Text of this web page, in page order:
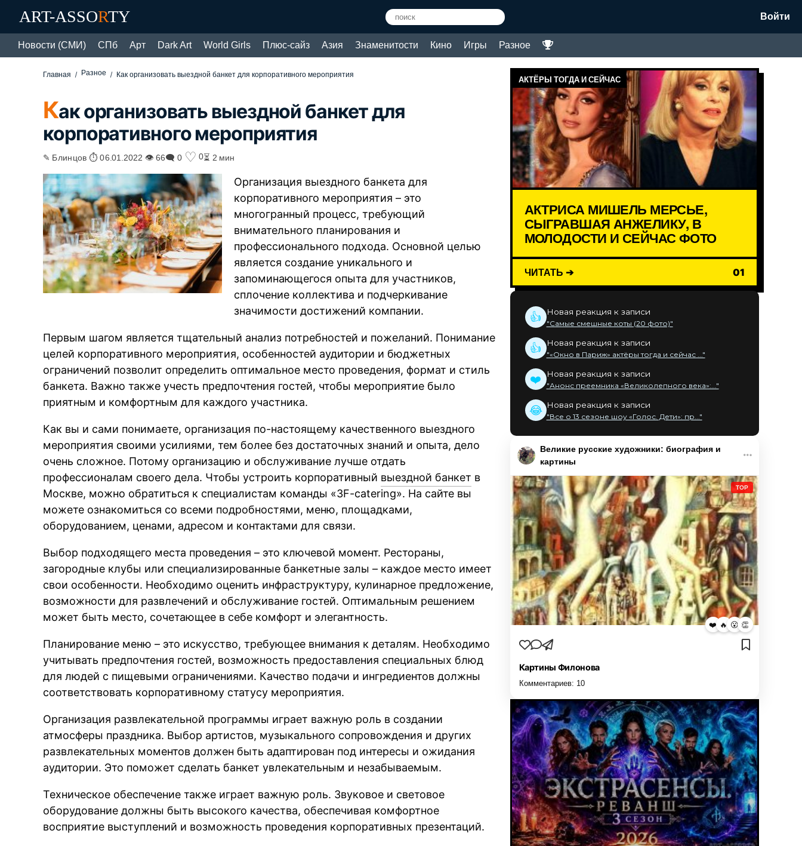
ART-ASSORTY Войти
Новости (СМИ) СПб Арт Dark Art World Girls Плюс-сайз Азия Знаменитости Кино Игры Разное
Главная Разное Как организовать выездной банкет для корпоративного мероприятия
Как организовать выездной банкет для
корпоративного мероприятия
✎ Блинцов ⏱ 06.01.2022 👁 66🗨 0 ♡ 0⏳ 2 мин
Организация выездного банкета для
корпоративного мероприятия – это
многогранный процесс, требующий
внимательного планирования и
профессионального подхода. Основной целью
является создание уникального и
запоминающегося опыта для участников,
сплочение коллектива и подчеркивание
значимости достижений компании.
Первым шагом является тщательный анализ потребностей и пожеланий. Понимание
целей корпоративного мероприятия, особенностей аудитории и бюджетных
ограничений позволит определить оптимальное место проведения, формат и стиль
банкета. Важно также учесть предпочтения гостей, чтобы мероприятие было
приятным и комфортным для каждого участника.
Как вы и сами понимаете, организация по-настоящему качественного выездного
мероприятия своими усилиями, тем более без достаточных знаний и опыта, дело
очень сложное. Потому организацию и обслуживание лучше отдать
профессионалам своего дела. Чтобы устроить корпоративный выездной банкет в
Москве, можно обратиться к специалистам команды «3F-catering». На сайте вы
можете ознакомиться со всеми подробностями, меню, площадками,
оборудованием, ценами, адресом и контактами для связи.
Выбор подходящего места проведения – это ключевой момент. Рестораны,
загородные клубы или специализированные банкетные залы – каждое место имеет
свои особенности. Необходимо оценить инфраструктуру, кулинарное предложение,
возможности для развлечений и обслуживание гостей. Оптимальным решением
может быть место, сочетающее в себе комфорт и элегантность.
Планирование меню – это искусство, требующее внимания к деталям. Необходимо
учитывать предпочтения гостей, возможность предоставления специальных блюд
для людей с пищевыми ограничениями. Качество подачи и ингредиентов должны
соответствовать корпоративному статусу мероприятия.
Организация развлекательной программы играет важную роль в создании
атмосферы праздника. Выбор артистов, музыкального сопровождения и других
развлекательных моментов должен быть адаптирован под интересы и ожидания
аудитории. Это поможет сделать банкет увлекательным и незабываемым.
Техническое обеспечение также играет важную роль. Звуковое и световое
оборудование должны быть высокого качества, обеспечивая комфортное
восприятие выступлений и возможность проведения корпоративных презентаций.
АКТЁРЫ ТОГДА И СЕЙЧАС
АКТРИСА МИШЕЛЬ МЕРСЬЕ,
СЫГРАВШАЯ АНЖЕЛИКУ, В
МОЛОДОСТИ И СЕЙЧАС ФОТО
ЧИТАТЬ ➔ 01
👍 Новая реакция к записи
"Самые смешные коты (20 фото)"
👍 Новая реакция к записи
"«Окно в Париж» актёры тогда и сейчас ..."
❤️ Новая реакция к записи
"Анонс преемника «Великолепного века»:..."
😂 Новая реакция к записи
"Все о 13 сезоне шоу «Голос. Дети»: пр..."
Великие русские художники: биография и
картины
TOP
❤️ 🔥 😮 👏
Картины Филонова
Комментариев: 10